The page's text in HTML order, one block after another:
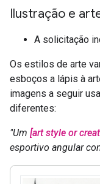
Ilustração e
A solicitação
Os estilos de arte
esboços a lápis à
imagens a seguir
diferentes:
"Um [art style or
esportivo angular